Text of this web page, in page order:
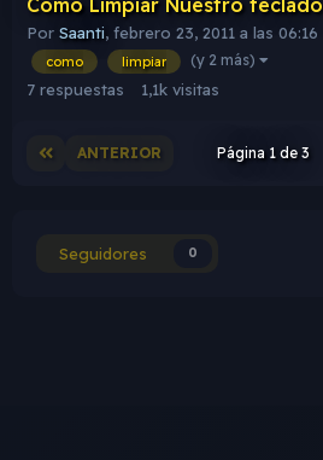
Como Limpiar Nuestro teclado
Por Saanti, febrero 23, 2011 a las 06:16
como limpiar (y 2 más)
7 respuestas 1,1k visitas
ANTERIOR Página 1 de 3
Seguidores 0